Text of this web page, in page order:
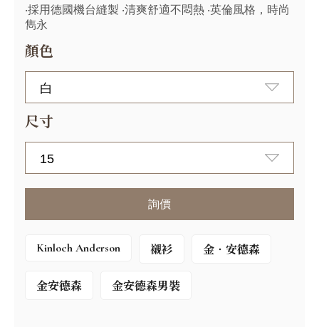
‧採用德國機台縫製 ‧清爽舒適不悶熱 ‧英倫風格，時尚
雋永
顏色
尺寸
詢價
Kinloch Anderson 襯衫 金‧安德森
金安德森 金安德森男裝